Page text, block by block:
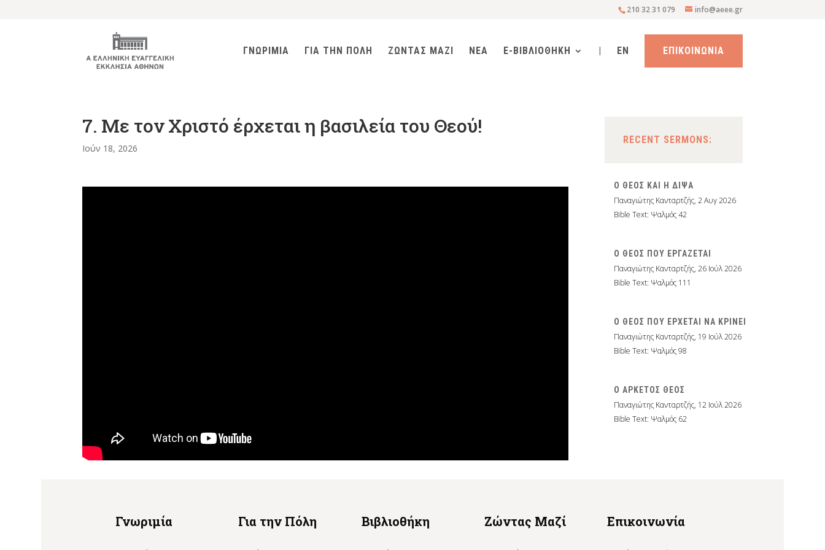
210 32 31 079 info@aeee.gr
ΓΝΩΡΙΜΙΑ ΓΙΑ ΤΗΝ ΠΟΛΗ ΖΩΝΤΑΣ ΜΑΖΙ ΝΕΑ E-ΒΙΒΛΙΟΘΗΚΗ | EN ΕΠΙΚΟΙΝΩΝΙΑ
7. Με τον Χριστό έρχεται η βασιλεία του Θεού!
Ιούν 18, 2026
RECENT SERMONS:
Ο ΘΕΟΣ ΚΑΙ Η ΔΙΨΑ
Παναγιώτης Κανταρτζής,2 Αυγ 2026
Bible Text: Ψαλμός 42
Ο ΘΕΟΣ ΠΟΥ ΕΡΓΑΖΕΤΑΙ
Παναγιώτης Κανταρτζής,26 Ιούλ 2026
Bible Text: Ψαλμός 111
Ο ΘΕΟΣ ΠΟΥ ΕΡΧΕΤΑΙ ΝΑ ΚΡΙΝΕΙ
Παναγιώτης Κανταρτζής, 19 Ιούλ 2026
Bible Text: Ψαλμός 98
Ο ΑΡΚΕΤΟΣ ΘΕΟΣ
Παναγιώτης Κανταρτζής, 12 Ιούλ 2026
Bible Text: Ψαλμός 62
Γνωριμία Για την Πόλη Βιβλιοθήκη Ζώντας Μαζί Επικοινωνία